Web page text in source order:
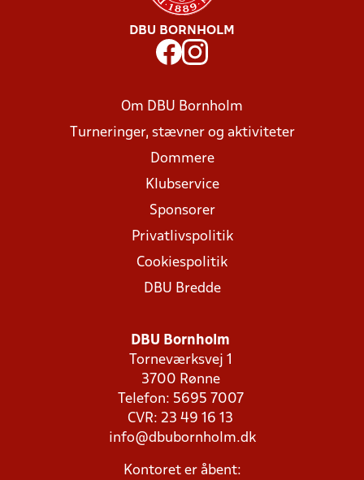
DBU BORNHOLM
Om DBU Bornholm
Turneringer, stævner og aktiviteter
Dommere
Klubservice
Sponsorer
Privatlivspolitik
Cookiespolitik
DBU Bredde
DBU Bornholm
Torneværksvej 1
3700 Rønne
Telefon: 5695 7007
CVR: 23 49 16 13
info@dbubornholm.dk
Kontoret er åbent: